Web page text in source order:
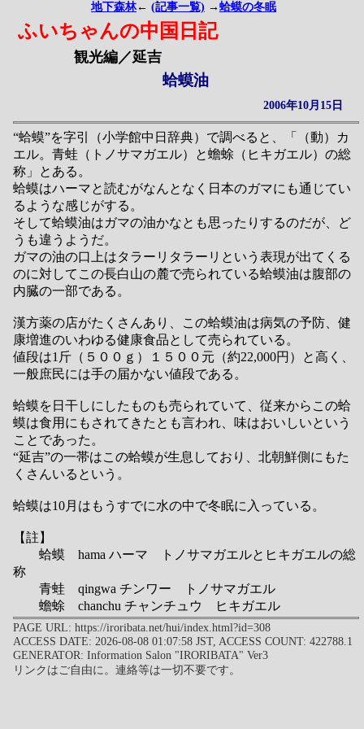
地下森林← (記事一覧) → 蛤蟆の冬眠
ふいちゃんの中国日記
観光編／延吉
蛤蟆油
2006年10月15日
“蛤蟆”を字引（小学館中日辞典）で調べると、「（動）カ
エル。青蛙（トノサマガエル）と蟾蜍（ヒキガエル）の総
称」とある。
蛤蟆はハーマと読むがなんとなく日本のガマにも通じてい
るような感じがする。
そして蛤蟆油はガマの油かなとも思ったりするのだが、ど
うも違うようだ。
ガマの油の口上はタラーリタラーリという表現が出てくる
のに対してこの長白山の麓で売られている蛤蟆油は腹部の
内臓の一部である。
漢方薬の店がたくさんあり、この蛤蟆油は病気の予防、健
康増進のいわゆる健康食品として売られている。
値段は1斤（５００ｇ）１５００元（約22,000円）と高く、
一般庶民には手の届かない値段である。
蛤蟆を日干しにしたものも売られていて、従来からこの蛤
蟆は食用にもされてきたとも言われ、味はおいしいという
ことであった。
“延吉”の一帯はこの蛤蟆が生息しており、北朝鮮側にもた
くさんいるという。
蛤蟆は10月はもうすでに水の中で冬眠に入っている。
【註】
蛤蟆 hama ハーマ トノサマガエルとヒキガエルの総
称
青蛙 qingwa チンワー トノサマガエル
蟾蜍 chanchu チャンチュウ ヒキガエル